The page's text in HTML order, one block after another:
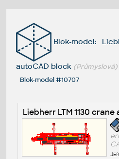
Blok-model:
autoCAD block (Průmyslová)
Blok-model #10707
Liebherr LTM 1130